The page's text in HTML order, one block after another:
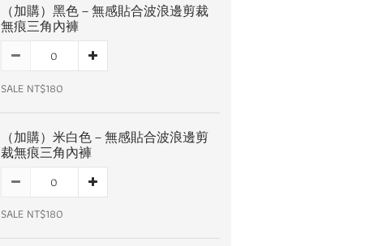
（加購）黑色－無感貼合波浪邊剪裁
無痕三角內褲
SALE NT$180
（加購）米白色－無感貼合波浪邊剪
裁無痕三角內褲
SALE NT$180